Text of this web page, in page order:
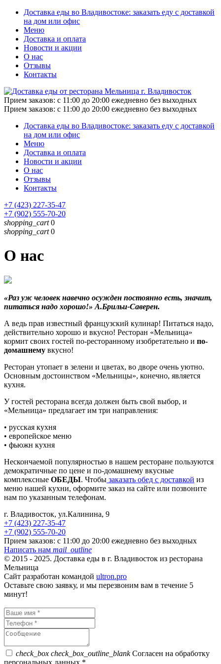
Доставка еды во Владивостоке: заказать еду с доставкой
на дом или офис
Меню
Доставка и оплата
Новости и акции
О нас
Отзывы
Контакты
Прием заказов: с 11:00 до 20:00 ежедневно без выходных
Прием заказов: с 11:00 до 20:00 ежедневно без выходных
Доставка еды во Владивостоке: заказать еду с доставкой
на дом или офис
Меню
Доставка и оплата
Новости и акции
О нас
Отзывы
Контакты
+7 (423) 227-35-47
+7 (902) 555-70-20
shopping_cart 0
shopping_cart 0
О нас
«Раз уж человек навечно осужден постоянно есть, значит,
питаться надо хорошо!» А.Брильи-Саверен.
А ведь прав известный французский кулинар! Питаться надо,
действительно хорошо и вкусно! Ресторан «Мельница»
кормит своих гостей по-ресторанному изобретательно и по-
домашнему вкусно!
Ресторан утопает в зелени и цветах, во дворе очень уютно.
Основным достоинством «Мельницы», конечно, является
кухня.
У гостей ресторана всегда должен быть свой выбор, и
«Мельница» предлагает им три направления:
• русская кухня
• европейское меню
• фьюжн кухня
Нескончаемой популярностью в нашем ресторане пользуются
демократичные по цене и по-домашнему вкусные
комплексные ОБЕДЫ. Чтобы заказать обед с доставкой из
меню нашей кухни, оформите заказ на сайте или позвоните
нам по указанным телефонам.
г. Владивосток, ул.Калинина, 9
+7 (423) 227-35-47
+7 (902) 555-70-20
Прием заказов: с 11:00 до 20:00 ежедневно без выходных
Написать нам mail_outline
© 2015 - 2025. Доставка еды в г. Владивосток из ресторана
Мельница
Сайт разработан командой ultron.pro
Оставьте свою заявку, и мы перезвоним вам в течение 5
минут!
check_box check_box_outline_blankСогласен на обработку
персональных данных *